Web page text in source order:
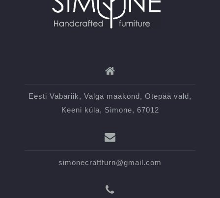
Eesti Vabariik, Valga maakond, Otepää vald,
Keeni küla, Simone, 67012
simonecraftfurn@gmail.com